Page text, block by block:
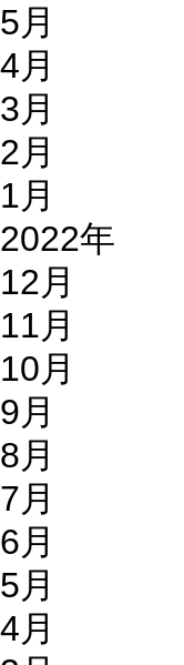
5月
4月
3月
2月
1月
2022年
12月
11月
10月
9月
8月
7月
6月
5月
4月